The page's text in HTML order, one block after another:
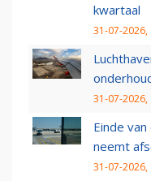
kwartaal
31-07-2026,
31-07-2026,
Einde
neemt
31-07-2026,